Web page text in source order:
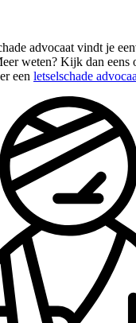
advocaat vindt je
weten? Kijk dan eens
een letselschade